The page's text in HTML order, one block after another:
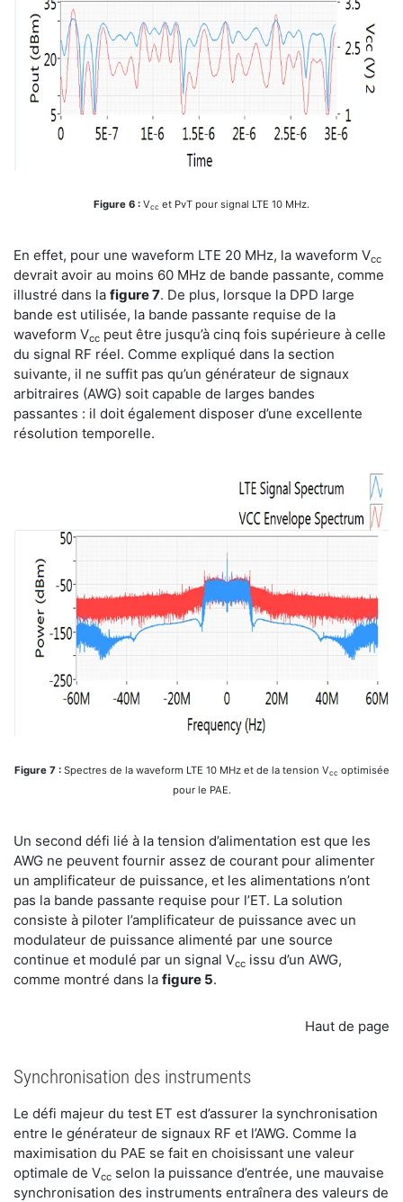
Figure 6 : Vcc et PvT pour signal LTE 10 MHz.
En effet, pour une waveform LTE 20 MHz, la waveform Vcc
devrait avoir au moins 60 MHz de bande passante, comme
illustré dans la figure 7. De plus, lorsque la DPD large
bande est utilisée, la bande passante requise de la
waveform Vcc peut être jusqu’à cinq fois supérieure à celle
du signal RF réel. Comme expliqué dans la section
suivante, il ne suffit pas qu’un générateur de signaux
arbitraires (AWG) soit capable de larges bandes
passantes : il doit également disposer d’une excellente
résolution temporelle.
Figure 7 :Spectres de la waveform LTE 10 MHz et de la tension Vcc optimisée
pour le PAE.
Un second défi lié à la tension d’alimentation est que les
AWG ne peuvent fournir assez de courant pour alimenter
un amplificateur de puissance, et les alimentations n’ont
pas la bande passante requise pour l’ET. La solution
consiste à piloter l’amplificateur de puissance avec un
modulateur de puissance alimenté par une source
continue et modulé par un signal Vcc issu d’un AWG,
comme montré dans la figure 5.
Haut de page
Synchronisation des instruments
Le défi majeur du test ET est d’assurer la synchronisation
entre le générateur de signaux RF et l’AWG. Comme la
maximisation du PAE se fait en choisissant une valeur
optimale de Vcc selon la puissance d’entrée, une mauvaise
synchronisation des instruments entraînera des valeurs de